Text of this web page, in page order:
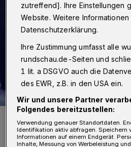
Jamala, die Vorjahressiegerin, bei
Foto: Peter Bergener
zutreffend]. Ihre Einstellungen
Website. Weitere
Datenschutzerklärung.
Ihre Zustimmung umfasst alle
rundschau.de-Seiten und
1 lit. a DSGVO auch die
des EWR, z.B. in den USA ein.
Wir und unsere Partner
Folgendes bereitzustellen:
Verwendung genauer Standortdaten.
Identifikation aktiv abfragen. Speichern
Informationen auf einem Endgerät.
Inhalte, Messung von Werbeleistung